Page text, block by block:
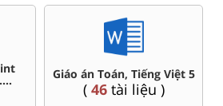
Giáo án Toán, Tiếng Việt 5
( 46tài liệu )